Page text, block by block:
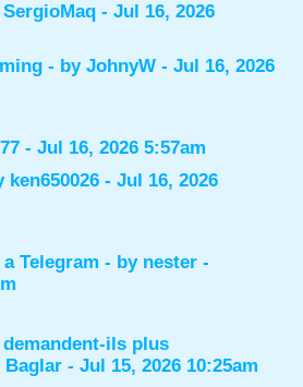
SergioMaq - Jul 16, 2026
- byJohnyW - Jul 16, 2026
- Jul 16, 2026 5:57am
ken650026 - Jul 16, 2026
Telegram - by nester -
ils plus
Baglar - Jul 15, 2026 10:25am